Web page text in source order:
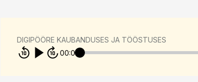
DIGIPÖÖRE KAUBANDUSES JA TÖÖSTUSES
00:00